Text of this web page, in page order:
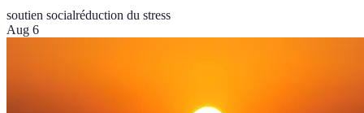
soutien socialréduction du stress
Aug 6